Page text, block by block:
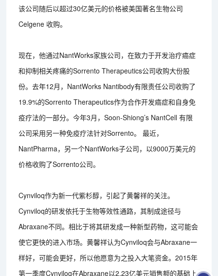
该公司随后以超过30亿美元的价格被美国著名生物公司
Celgene 收购。
现在，他通过NantWorks家族公司，在致力于开发治疗癌症
和抑制相关疼痛的Sorrento Therapeutics公司收购大份股
份。去年12月，NantWorks Nantibody有限责任公司收购了
19.9%的Sorrento Therapeutics作为合作开发癌症和自身免
疫疗法的一部分。今年3月，Soon-Shiong’s NantCell 有限
公司采用另一种免疫疗法针对Sorrento。 最近，
NantPharma，另一个NantWorks子公司，以9000万美元的
价格收购了Sorrento公司。
Cynviloq作为新一代紫杉醇，引起了黄馨祥的关注。
Cynviloq的研发依托于生物等效性通路，其制成途径与
Abraxane不同。相比于将其研发成一种新型药物，这可能会
使它更快的进入市场。黄馨祥认为Cynviloq会与Abraxane一
样好，可能会更好，所以他愿意为之投入大笔资金。2015年
第一季度Cynviloq在Abraxane以2.23亿美元销售额的基础上